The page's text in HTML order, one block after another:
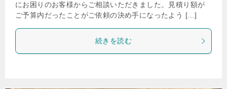
にお困りのお客様からご相談いただきました。見積り額が
ご予算内だったことがご依頼の決め手になったよう […]
続きを読む